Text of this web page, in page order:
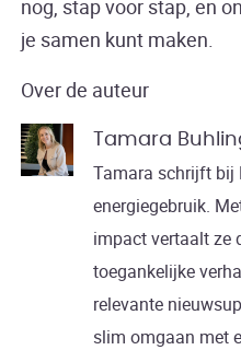
nog, stap voor stap, en
je samen kunt maken.
Over de auteur
Tamara
Tamara schrijft bij
energiegebruik.
impact vertaalt ze
toegankelijke
relevante
slim omgaan met